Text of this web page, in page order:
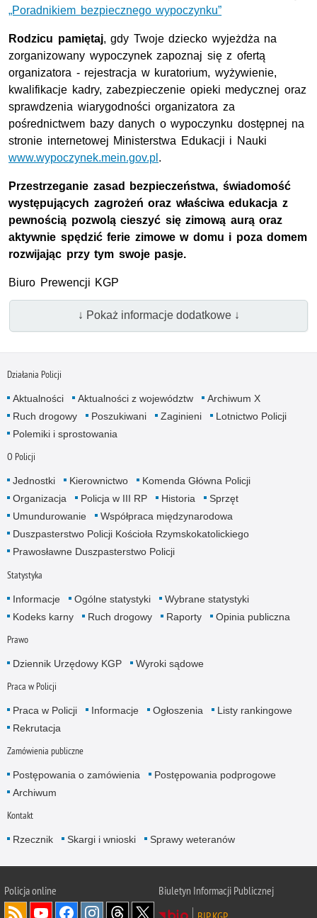
„Poradnikiem bezpiecznego wypoczynku”
Rodzicu pamiętaj, gdy Twoje dziecko wyjeżdża na
zorganizowany wypoczynek zapoznaj się z ofertą
organizatora - rejestracja w kuratorium, wyżywienie,
kwalifikacje kadry, zabezpieczenie opieki medycznej oraz
sprawdzenia wiarygodności organizatora za
pośrednictwem bazy danych o wypoczynku dostępnej na
stronie internetowej Ministerstwa Edukacji i Nauki
www.wypoczynek.mein.gov.pl .
Przestrzeganie zasad bezpieczeństwa, świadomość
występujących zagrożeń oraz właściwa edukacja z
pewnością pozwolą cieszyć się zimową aurą oraz
aktywnie spędzić ferie zimowe w domu i poza domem
rozwijając przy tym swoje pasje.
Biuro Prewencji KGP
↓ Pokaż informacje dodatkowe ↓
Działania Policji
Aktualności Aktualności z województw
Archiwum X
Ruch drogowy
Poszukiwani Zaginieni
Lotnictwo Policji
Polemiki i sprostowania
O Policji
Jednostki Kierownictwo
Komenda Główna Policji
Organizacja
Policja w III RP Historia
Sprzęt
Umundurowanie
Współpraca międzynarodowa
Duszpasterstwo Policji Kościoła Rzymskokatolickiego
Prawosławne Duszpasterstwo Policji
Statystyka
Informacje Ogólne statystyki
Wybrane statystyki
Kodeks karny
Ruch drogowy Raporty Opinia publiczna
Prawo
Dziennik Urzędowy KGP Wyroki sądowe
Praca w Policji
Praca w Policji Informacje Ogłoszenia
Listy rankingowe
Rekrutacja
Zamówienia publiczne
Postępowania o zamówienia
Postępowania podprogowe
Archiwum
Kontakt
Rzecznik Skargi i wnioski Sprawy weteranów
Policjaonline
Biuletyn Informacji Publicznej